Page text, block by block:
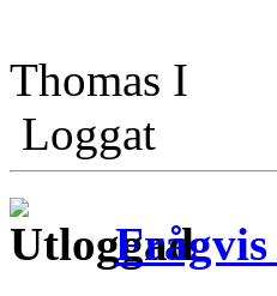
Thomas I
Loggat